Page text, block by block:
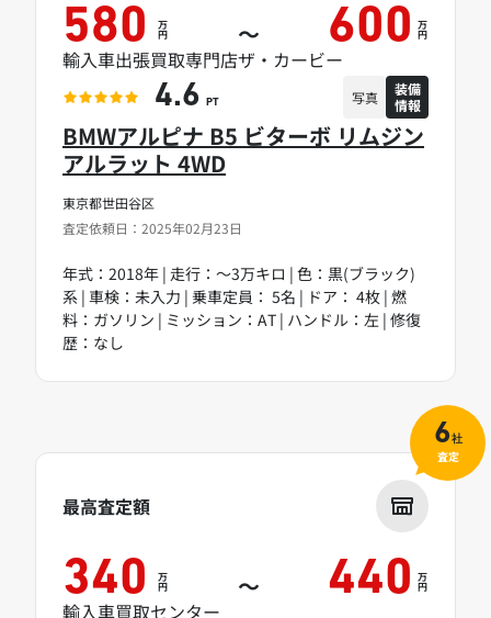
東京都世田谷区
査定依頼日：2025年02月23日
BMWアルピナ B5 ビターボ リムジン
アルラット 4WD
年式：2018年 | 走行：～3万キロ | 色：黒(ブラック)
系 | 車検：未入力 | 乗車定員： 5名 | ドア： 4枚 | 燃
料：ガソリン | ミッション：AT | ハンドル：左 | 修復
歴：なし
580 万
円 ～ 600 万
円
輸入車出張買取専門店ザ・カービー
4.6 PT 写真
装備
情報
最高査定額
340 万
円 ～ 440 万
円
輸入車買取センター
6社
査定